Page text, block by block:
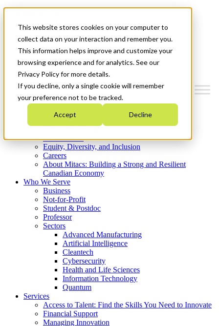
This website stores cookies on your computer to
collect data on your interaction and remember you.
This information helps improve and customize your
browsing experience and for analytics. See our
Privacy Policy for more details.
If you decline, only a single cookie will remember
your preference not to be tracked.
Accept Decline
News & Events
Get Started
Menu
Who We Are
Strategic Plan 2026-2030
What We Do
Equity, Diversity, and Inclusion
Careers
About Mitacs: Building a Strong and Resilient
Canadian Economy
Who We Serve
Business
Not-for-Profit
Student & Postdoc
Professor
Sectors
Advanced Manufacturing
Artificial Intelligence
Cleantech
Cybersecurity
Health and Life Sciences
Information Technology
Quantum
Services
Access to Talent: Find the Skills You Need to Innovate
Financial Support
Managing Innovation